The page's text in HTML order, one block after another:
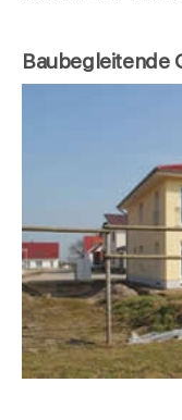
Baubegleitende